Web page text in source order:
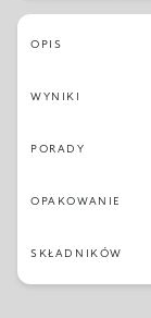
34 23
OPIS
WYNIKI
PORADY
OPAKOWANIE
SKŁADNIKÓW